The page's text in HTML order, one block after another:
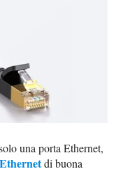
una porta Ethernet,
di buona